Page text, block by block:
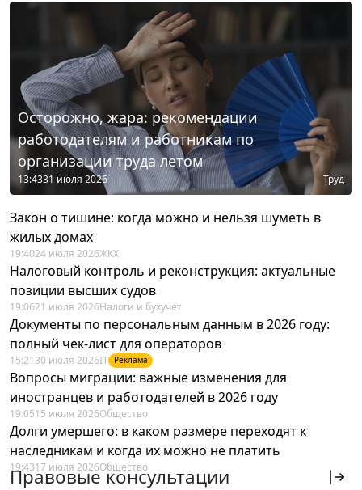
Осторожно, жара: рекомендации
работодателям и работникам по
организации труда летом
13:4331 июля 2026 Труд
Закон о тишине: когда можно и нельзя шуметь в
жилых домах
19:4024 июля 2026ЖКХ
Налоговый контроль и реконструкция: актуальные
позиции высших судов
19:0621 июля 2026Налоги и бухучет
Документы по персональным данным в 2026 году:
полный чек-лист для операторов
15:21 30 июля 2026IT Реклама
Вопросы миграции: важные изменения для
иностранцев и работодателей в 2026 году
19:0515 июля 2026Общество
Долги умершего: в каком размере переходят к
наследникам и когда их можно не платить
19:4317 июля 2026Общество
Правовые консультации